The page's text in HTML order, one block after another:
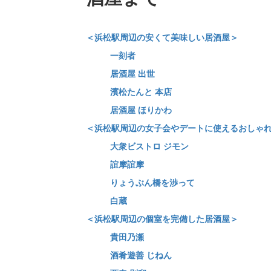
＜浜松駅周辺の安くて美味しい居酒屋＞
一刻者
居酒屋 出世
濱松たんと 本店
居酒屋 ほりかわ
＜浜松駅周辺の女子会やデートに使えるおしゃ
大衆ビストロ ジモン
誼摩誼摩
りょうぶん橋を渉って
白蔵
＜浜松駅周辺の個室を完備した居酒屋＞
貴田乃瀬
酒肴遊善 じねん